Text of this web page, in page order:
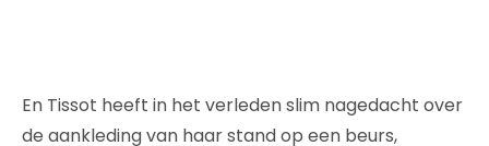
En Tissot heeft in het verleden slim nagedacht over
de aankleding van haar stand op een beurs,